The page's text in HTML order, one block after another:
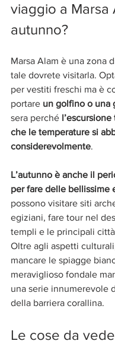
viaggio a Marsa
autunno?
Marsa Alam è una zona
tale dovrete visitarla.
per vestiti freschi ma è
portare un golfino o una
sera perché
che le temperature si
considerevolmente.
L’autunno è anche il
per fare delle bellissime
possono visitare siti
egiziani, fare tour nel
templi e le principali
Oltre agli aspetti
mancare le spiagge
meraviglioso fondale
una serie innumerevole
della barriera corallina.
Le cose da